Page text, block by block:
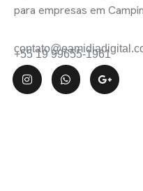
para empresas em
+55 19 99655-1961